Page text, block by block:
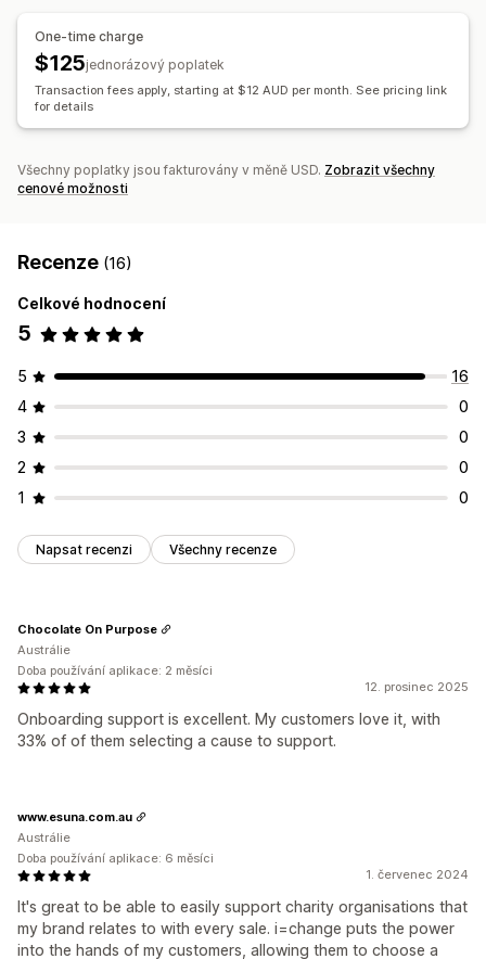
Přizpůsobení
Vstupní stránky
Odznaky Živé počítadlo
Kampaně E-mailová oznámení
One-time charge
$125jednorázový poplatek
Transaction fees apply, starting at $12 AUD per month. See pricing link
for details
Všechny poplatky jsou fakturovány v měně USD. Zobrazit všechny
cenové možnosti
Recenze (16)
Celkové hodnocení
5
5
16
4
0
3
0
2
0
1
0
Napsat recenzi Všechny recenze
12. prosinec 2025
Onboarding support is excellent. My customers love it, with
33% of of them selecting a cause to support.
Chocolate On Purpose
Austrálie
Doba používání aplikace: 2 měsíci
1. červenec 2024
It's great to be able to easily support charity organisations that
my brand relates to with every sale. i=change puts the power
into the hands of my customers, allowing them to choose a
www.esuna.com.au
Austrálie
Doba používání aplikace: 6 měsíci